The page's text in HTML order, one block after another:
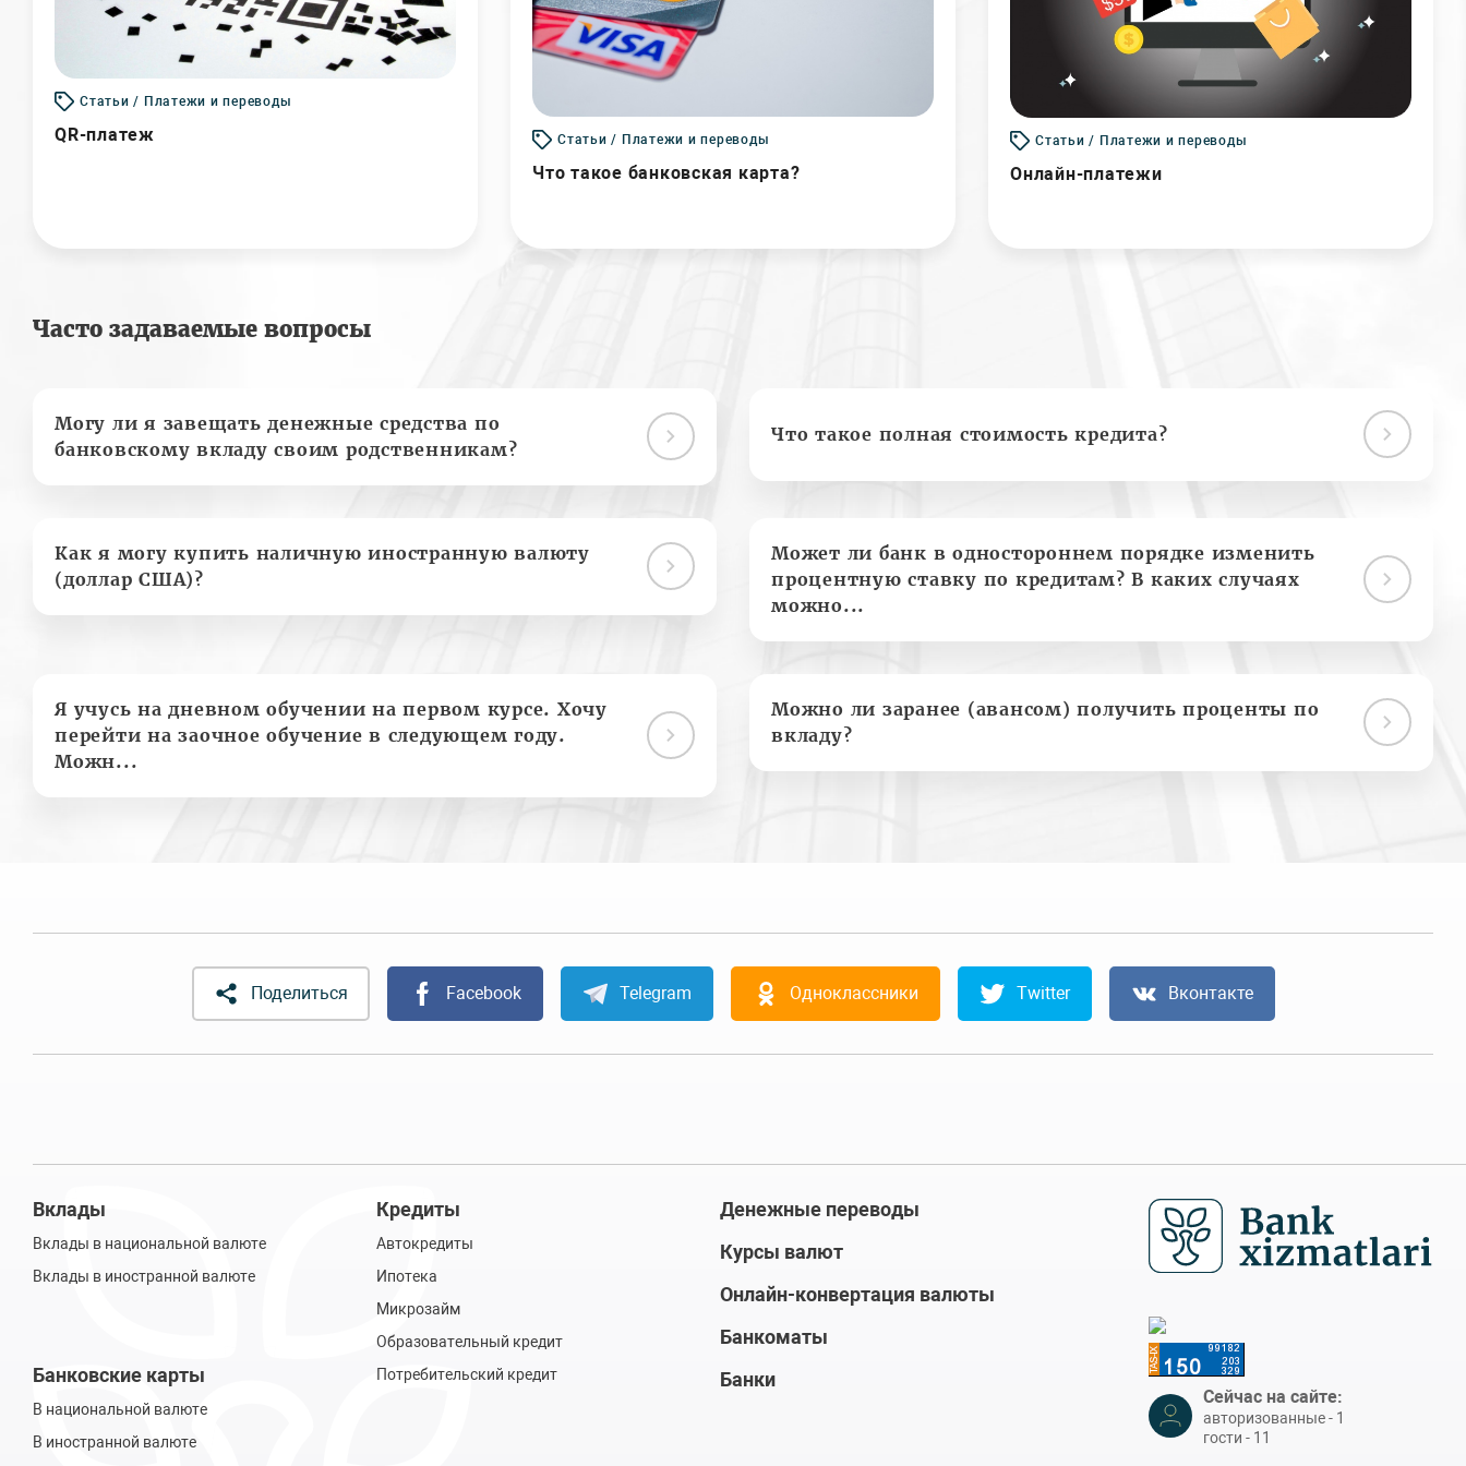
Статьи / Платежи и переводы
QR-платеж Статьи / Платежи и переводы
Что такое банковская карта?
Статьи / Платежи и переводы
Онлайн-платежи
Часто задаваемые вопросы
Могу ли я завещать денежные средства по
банковскому вкладу своим родственникам?
Что такое полная стоимость кредита?
Как я могу купить наличную иностранную валюту
(доллар США)?
Может ли банк в одностороннем порядке изменить
процентную ставку по кредитам? В каких случаях
можно...
Я учусь на дневном обучении на первом курсе. Хочу
перейти на заочное обучение в следующем году.
Можн...
Можно ли заранее (авансом) получить проценты по
вкладу?
Поделиться Facebook Telegram Одноклассники Twitter Вконтакте
Вклады
Вклады в национальной валюте
Вклады в иностранной валюте
Банковские карты
В национальной валюте
В иностранной валюте
Кредиты
Автокредиты
Ипотека
Микрозайм
Образовательный кредит
Потребительский кредит
Денежные переводы
Курсы валют
Онлайн-конвертация валюты
Банкоматы
Банки
Сейчас на сайте:
авторизованные - 1
гости - 11